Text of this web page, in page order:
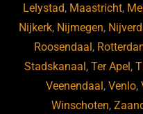
Lelystad, Maastricht,
Nijkerk, Nijmegen,
Roosendaal,
Stadskanaal,Ter Apel,
Veenendaal,Venlo,
Winschoten,